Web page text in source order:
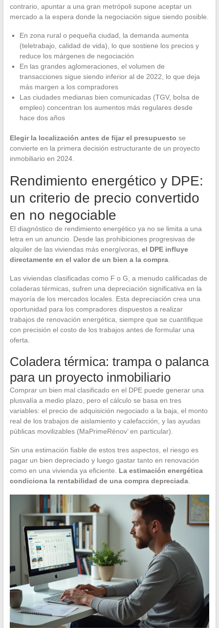
contrario, apuntar a una gran metrópoli supone aceptar un
mercado a la espera donde la negociación sigue siendo posible.
En zona rural o pequeña ciudad, la demanda aumenta
(teletrabajo, calidad de vida), lo que sostiene los precios y
reduce los márgenes de negociación
En las grandes aglomeraciones, el volumen de
transacciones sigue siendo inferior al de 2022, lo que deja
más margen a los compradores
Las ciudades medianas bien comunicadas (TGV, bolsa de
empleo) concentran los aumentos más regulares desde
hace dos años
Elegir la localización antes de fijar el presupuesto se
convierte en la primera decisión estructurante de un proyecto
inmobiliario en 2024.
Rendimiento energético y DPE:
un criterio de precio convertido
en no negociable
El diagnóstico de rendimiento energético ya no se limita a una
letra en un anuncio. Desde las prohibiciones progresivas de
alquiler de las viviendas más energívoras, el DPE influye
directamente en el valor de un bien a la compra.
Las viviendas clasificadas como F o G, a menudo calificadas de
coladeras térmicas, sufren una depreciación significativa en la
mayoría de los mercados locales. Esta depreciación crea una
oportunidad para los compradores dispuestos a realizar
trabajos de renovación energética, siempre que se cuantifique
con precisión el costo de los trabajos antes de formular una
oferta.
Coladera térmica: trampa o palanca
para un proyecto inmobiliario
Comprar un bien mal clasificado en el DPE puede generar una
plusvalía a medio plazo, pero el cálculo se basa en tres
variables: el precio de adquisición negociado a la baja, el monto
real de los trabajos de aislamiento y calefacción, y las ayudas
públicas movilizables (MaPrimeRénov’ en particular).
Sin una estimación fiable de estos tres aspectos, el riesgo es
pagar un bien depreciado y luego gastar tanto en renovación
como en una vivienda ya eficiente. La estimación energética
condiciona la rentabilidad de una compra depreciada.